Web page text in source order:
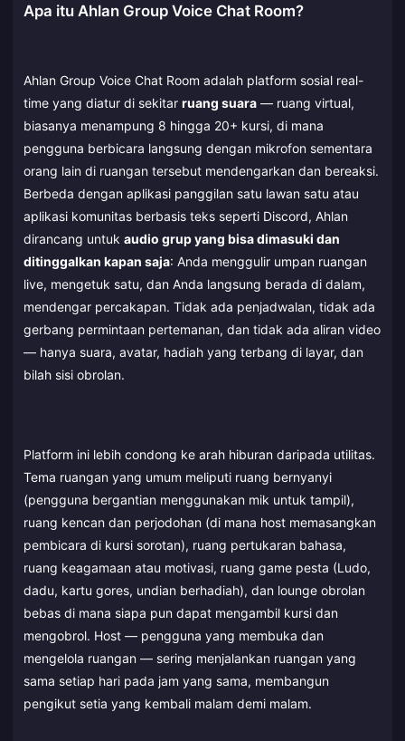
Apa itu Ahlan Group Voice Chat Room?
Ahlan Group Voice Chat Room adalah platform sosial real-
time yang diatur di sekitar ruang suara — ruang virtual,
biasanya menampung 8 hingga 20+ kursi, di mana
pengguna berbicara langsung dengan mikrofon sementara
orang lain di ruangan tersebut mendengarkan dan bereaksi.
Berbeda dengan aplikasi panggilan satu lawan satu atau
aplikasi komunitas berbasis teks seperti Discord, Ahlan
dirancang untuk audio grup yang bisa dimasuki dan
ditinggalkan kapan saja: Anda menggulir umpan ruangan
live, mengetuk satu, dan Anda langsung berada di dalam,
mendengar percakapan. Tidak ada penjadwalan, tidak ada
gerbang permintaan pertemanan, dan tidak ada aliran video
— hanya suara, avatar, hadiah yang terbang di layar, dan
bilah sisi obrolan.
Platform ini lebih condong ke arah hiburan daripada utilitas.
Tema ruangan yang umum meliputi ruang bernyanyi
(pengguna bergantian menggunakan mik untuk tampil),
ruang kencan dan perjodohan (di mana host memasangkan
pembicara di kursi sorotan), ruang pertukaran bahasa,
ruang keagamaan atau motivasi, ruang game pesta (Ludo,
dadu, kartu gores, undian berhadiah), dan lounge obrolan
bebas di mana siapa pun dapat mengambil kursi dan
mengobrol. Host — pengguna yang membuka dan
mengelola ruangan — sering menjalankan ruangan yang
sama setiap hari pada jam yang sama, membangun
pengikut setia yang kembali malam demi malam.